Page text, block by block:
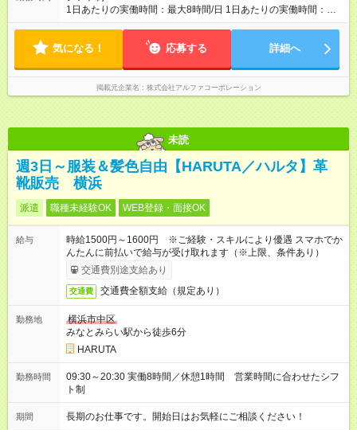
1日あたりの実働時間：最大8時間/日 1日あたりの実働時間：
7~8時間 シフト例 ・10時00分～18時00分 ・10時00分～19時00
気になる！ 応募する 詳細へ
掲載元企業名 株式会社アルファコーポレーション
未読
週3日～服装＆髪色自由【HARUTA／ハルタ】革
靴販売 横浜
派遣 職種未経験OK WEB登録・面接OK
給与
時給1500円～1600円 ※ご経験・スキルにより優遇 スマホでか
んたんに前払いで給与が受け取れます（※上限、条件あり）
交通費別途支給あり
交通費 交通費全額支給（規定あり）
勤務地
横浜市中区
みなとみらい駅から徒歩6分
HARUTA
勤務時間
09:30～20:30 実働8時間／休憩1時間 営業時間に合わせたシフ
ト制
期間 長期のお仕事です。開始日はお気軽にご相談ください！